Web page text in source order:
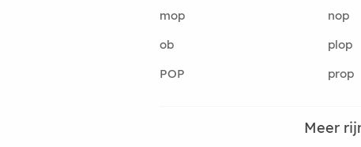
mop
nop
ob
plop
POP
prop
Meer